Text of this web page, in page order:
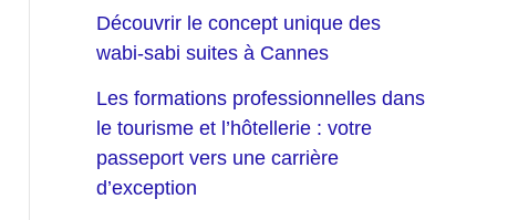
Découvrir le concept unique des
wabi-sabi suites à Cannes
Les formations professionnelles dans
le tourisme et l’hôtellerie : votre
passeport vers une carrière
d’exception